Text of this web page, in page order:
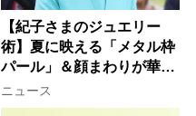
【紀子さまのジュエリー
術】夏に映える「メタル枠
パール」＆顔まわりが華や
ぐ「揺れる一粒」の使い分
け方
ニュース